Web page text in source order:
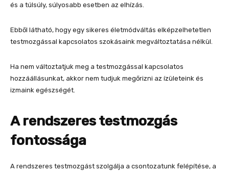
és a túlsúly, súlyosabb esetben az elhízás.
Ebből látható, hogy egy sikeres életmódváltás elképzelhetetlen
testmozgással kapcsolatos szokásaink megváltoztatása nélkül.
Ha nem változtatjuk meg a testmozgással kapcsolatos
hozzáállásunkat, akkor nem tudjuk megőrizni az ízületeink és
izmaink egészségét.
A rendszeres testmozgás
fontossága
A rendszeres testmozgást szolgálja a csontozatunk felépítése, a